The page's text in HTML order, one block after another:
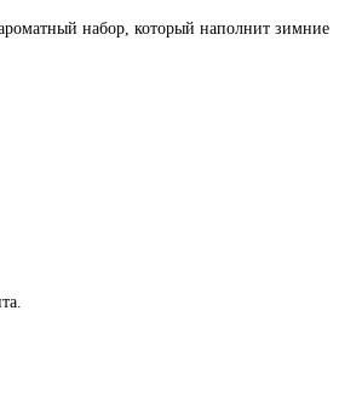
набор, который наполнит зимние